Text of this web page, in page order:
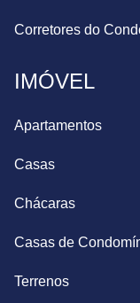
Corretores do
IMÓVEL
Apartamentos
Casas
Chácaras
Casas de
Terrenos